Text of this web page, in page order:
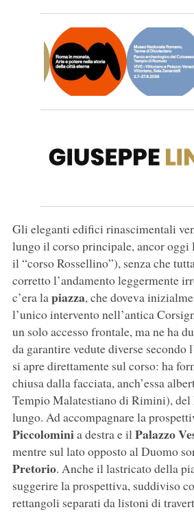
Gli eleganti edifici rinascimentali
lungo il corso principale, ancor oggi
il “corso Rossellino”), senza che
corretto l’andamento leggermente
c’era lapiazza, che doveva
l’unico intervento nell’antica
un solo accesso frontale, ma ne ha
da garantire vedute diverse secondo
si apre direttamente sul corso: ha
chiusa dalla facciata, anch’essa
Tempio Malatestiano di Rimini), del
lungo. Ad accompagnare la
Piccolominia destra e ilPalazzo
mentre sul lato opposto al Duomo
Pretorio. Anche il lastricato della
suggerire la prospettiva, suddiviso
rettangoli separati da listoni di